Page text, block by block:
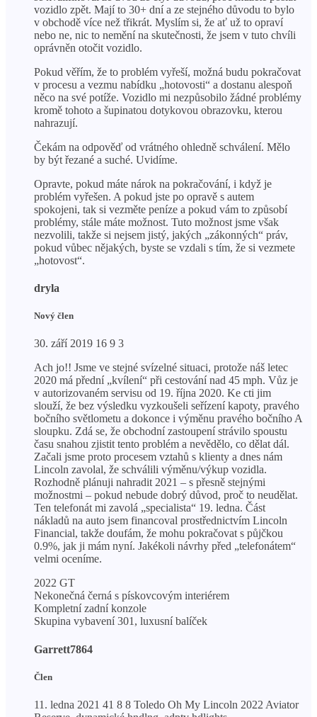
vozidlo zpět. Mají to 30+ dní a ze stejného důvodu to bylo
v obchodě více než třikrát. Myslím si, že ať už to opraví
nebo ne, nic to nemění na skutečnosti, že jsem v tuto chvíli
oprávněn otočit vozidlo.
Pokud věřím, že to problém vyřeší, možná budu pokračovat
v procesu a vezmu nabídku „hotovosti“ a dostanu alespoň
něco na své potíže. Vozidlo mi nezpůsobilo žádné problémy
kromě tohoto a šupinatou dotykovou obrazovku, kterou
nahrazují.
Čekám na odpověď od vrátného ohledně schválení. Mělo
by být řezané a suché. Uvidíme.
Opravte, pokud máte nárok na pokračování, i když je
problém vyřešen. A pokud jste po opravě s autem
spokojeni, tak si vezměte peníze a pokud vám to způsobí
problémy, stále máte možnost. Tuto možnost jsme však
nezvolili, takže si nejsem jistý, jakých „zákonných“ práv,
pokud vůbec nějakých, byste se vzdali s tím, že si vezmete
„hotovost“.
dryla
Nový člen
30. září 2019 16 9 3
Ach jo!! Jsme ve stejné svízelné situaci, protože náš letec
2020 má přední „kvílení“ při cestování nad 45 mph. Vůz je
v autorizovaném servisu od 19. října 2020. Ke cti jim
slouží, že bez výsledku vyzkoušeli seřízení kapoty, pravého
bočního světlometu a dokonce i výměnu pravého bočního A
sloupku. Zdá se, že obchodní zastoupení strávilo spoustu
času snahou zjistit tento problém a nevědělo, co dělat dál.
Začali jsme proto procesem vztahů s klienty a dnes nám
Lincoln zavolal, že schválili výměnu/výkup vozidla.
Rozhodně plánuji nahradit 2021 – s přesně stejnými
možnostmi – pokud nebude dobrý důvod, proč to neudělat.
Ten telefonát mi zavolá „specialista“ 19. ledna. Část
nákladů na auto jsem financoval prostřednictvím Lincoln
Financial, takže doufám, že mohu pokračovat s půjčkou
0.9%, jak ji mám nyní. Jakékoli návrhy před „telefonátem“
velmi oceníme.
2022 GT
Nekonečná černá s pískovcovým interiérem
Kompletní zadní konzole
Skupina vybavení 301, luxusní balíček
Garrett7864
Člen
11. ledna 2021 41 8 8 Toledo Oh My Lincoln 2022 Aviator